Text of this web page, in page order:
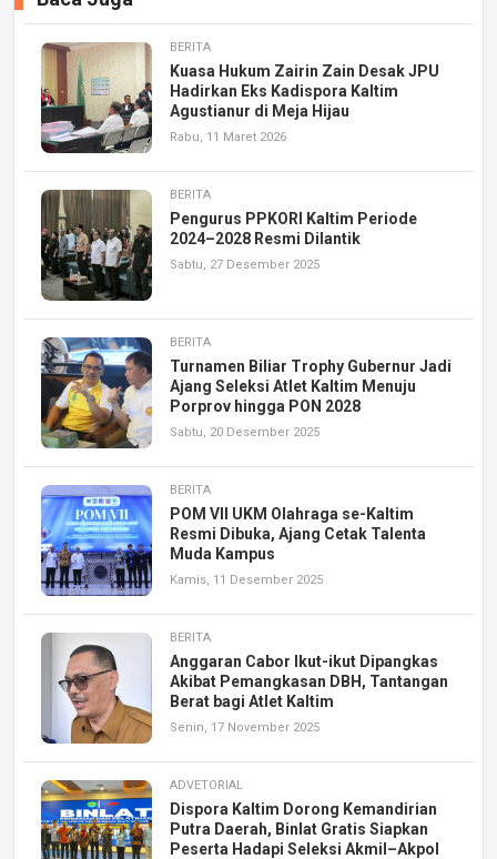
BERITA
Kuasa Hukum Zairin Zain Desak JPU
Hadirkan Eks Kadispora Kaltim
Agustianur di Meja Hijau
Rabu, 11 Maret 2026
BERITA
Pengurus PPKORI Kaltim Periode
2024–2028 Resmi Dilantik
Sabtu, 27 Desember 2025
BERITA
Turnamen Biliar Trophy Gubernur Jadi
Ajang Seleksi Atlet Kaltim Menuju
Porprov hingga PON 2028
Sabtu, 20 Desember 2025
BERITA
POM VII UKM Olahraga se-Kaltim
Resmi Dibuka, Ajang Cetak Talenta
Muda Kampus
Kamis, 11 Desember 2025
BERITA
Anggaran Cabor Ikut-ikut Dipangkas
Akibat Pemangkasan DBH, Tantangan
Berat bagi Atlet Kaltim
Senin, 17 November 2025
ADVETORIAL
Dispora Kaltim Dorong Kemandirian
Putra Daerah, Binlat Gratis Siapkan
Peserta Hadapi Seleksi Akmil–Akpol